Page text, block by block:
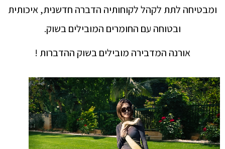
ומבטיחה לתת לקהל לקוחותיה הדברה חדשנית, איכותית
ובטוחה עם החומרים המובילים בשוק.
אורנה המדבירה מובילים בשוק ההדברות !